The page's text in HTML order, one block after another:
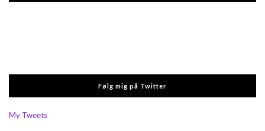
Følg mig på Twitter
My Tweets